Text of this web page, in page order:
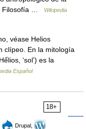
Filosofía …
Wikipedia
véase Helios
clípeo. En la mitología
‘sol’) es la
Español
18+
Drupal,